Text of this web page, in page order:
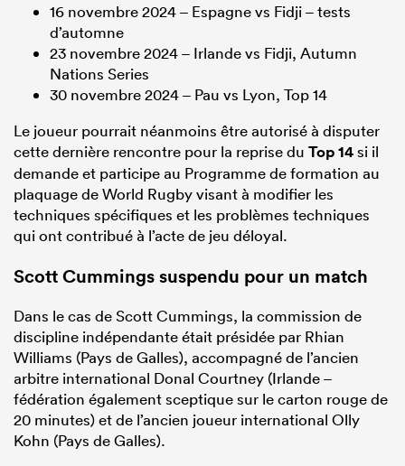
16 novembre 2024 – Espagne vs Fidji – tests
d’automne
23 novembre 2024 – Irlande vs Fidji, Autumn
Nations Series
30 novembre 2024 – Pau vs Lyon, Top 14
Le joueur pourrait néanmoins être autorisé à disputer
cette dernière rencontre pour la reprise du Top 14si il
demande et participe au Programme de formation au
plaquage de World Rugby visant à modifier les
techniques spécifiques et les problèmes techniques
qui ont contribué à l’acte de jeu déloyal.
Scott Cummings suspendu pour un match
Dans le cas de Scott Cummings, la commission de
discipline indépendante était présidée par Rhian
Williams (Pays de Galles), accompagné de l’ancien
arbitre international Donal Courtney (Irlande –
fédération également sceptique sur le carton rouge de
20 minutes) et de l’ancien joueur international Olly
Kohn (Pays de Galles).